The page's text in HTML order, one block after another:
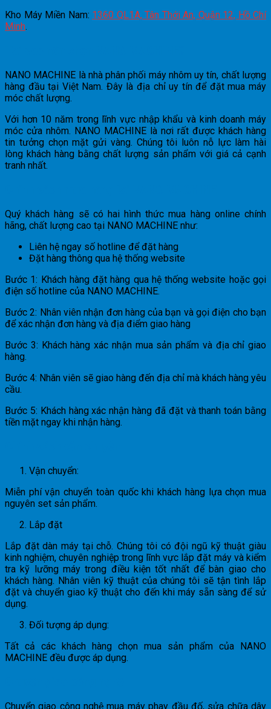
Kho Máy Miền Nam: 1360 QL1A, Tân Thới An, Quận 12, Hồ Chí
Minh.
NANO MACHINE là nhà phân phối máy nhôm uy tín, chất lượng
hàng đầu tại Việt Nam. Đây là địa chỉ uy tín để đặt mua máy
móc chất lượng.
Với hơn 10 năm trong lĩnh vực nhập khẩu và kinh doanh máy
móc cửa nhôm. NANO MACHINE là nơi rất được khách hàng
tin tưởng chọn mặt gửi vàng. Chúng tôi luôn nỗ lực làm hài
lòng khách hàng bằng chất lượng sản phẩm với giá cả cạnh
tranh nhất.
Quý khách hàng sẽ có hai hình thức mua hàng online chính
hãng, chất lượng cao tại NANO MACHINE như:
Liên hệ ngay số hotline để đặt hàng
Đặt hàng thông qua hệ thống website
Bước 1: Khách hàng đặt hàng qua hệ thống website hoặc gọi
điện số hotline của NANO MACHINE.
Bước 2: Nhân viên nhận đơn hàng của bạn và gọi điện cho bạn
để xác nhận đơn hàng và địa điểm giao hàng
Bước 3: Khách hàng xác nhận mua sản phẩm và địa chỉ giao
hàng.
Bước 4: Nhân viên sẽ giao hàng đến địa chỉ mà khách hàng yêu
cầu.
Bước 5: Khách hàng xác nhận hàng đã đặt và thanh toán bằng
tiền mặt ngay khi nhận hàng.
Vận chuyển:
Miễn phí vận chuyển toàn quốc khi khách hàng lựa chọn mua
nguyên set sản phẩm.
Lắp đặt
Lắp đặt dàn máy tại chỗ. Chúng tôi có đội ngũ kỹ thuật giàu
kinh nghiệm, chuyên nghiệp trong lĩnh vực lắp đặt máy và kiểm
tra kỹ lưỡng máy trong điều kiện tốt nhất để bàn giao cho
khách hàng. Nhân viên kỹ thuật của chúng tôi sẽ tận tình lắp
đặt và chuyển giao kỹ thuật cho đến khi máy sẵn sàng để sử
dụng.
Đối tượng áp dụng:
Tất cả các khách hàng chọn mua sản phẩm của NANO
MACHINE đều được áp dụng.
Chuyển giao công nghệ mua máy phay đầu đố, sửa chữa dây